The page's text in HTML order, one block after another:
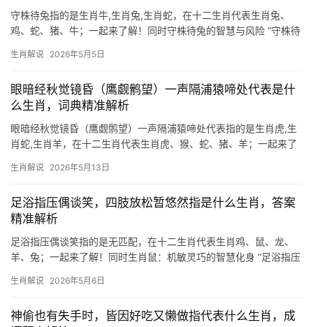
守株待兔指的是生肖牛,生肖兔,生肖蛇，在十二生肖代表生肖兔、
鸡、蛇、猪、牛；一起来了解！同时守株待兔的智慧与风险 “守株待
获或侥幸心理，在十二生肖中，生肖兔最能体现这一寓意的两面性
生肖解说 2026年5月5日
眼暗经秋觉镜昏（鹰觑鹘望）一声隔浦猿啼处代表是什
么生肖，词典精准解析
眼暗经秋觉镜昏（鹰觑鹘望）一声隔浦猿啼处代表指的是生肖虎,生
肖蛇,生肖羊，在十二生肖代表生肖虎、猴、蛇、猪、羊；一起来了
虎命宫逢“驿马”与“白虎”双星交汇，事业运势如猛虎下山却踩入荆
生肖解说 2026年5月13日
足浴指压偶谈笑，四肢放松暂悠然指是什么生肖，答案
精准解析
足浴指压偶谈笑指的是无匹配，在十二生肖代表生肖鸡、鼠、龙、
羊、兔；一起来了解！同时生肖鼠：机敏灵巧的智慧化身 “足浴指压
征，鼠辈天生擅长在细微处洞察先机，如同足浴时指尖的力道拿
生肖解说 2026年5月6日
神偷也有失手时，皆因好吃又懒做指代表什么生肖，成